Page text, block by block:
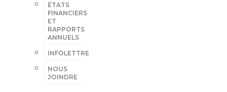
ÉTATS
FINANCIERS
ET
RAPPORTS
ANNUELS
INFOLETTRE
NOUS
JOINDRE